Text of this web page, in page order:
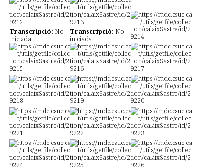
Transcripció: No
iniciada
Transcripció: No
iniciada